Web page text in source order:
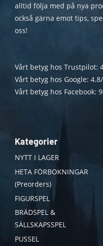
alltid följa med på nya
också gärna emot tips,
oss!
Vårt betyg hos Trustpilot:
Vårt betyg hos Google:
Vårt betyg hos Facebook:
Kategorier
NYTT I LAGER
HETA FÖRBOKNINGAR
(Preorders)
FIGURSPEL
BRÄDSPEL &
SÄLLSKAPSSPEL
PUSSEL